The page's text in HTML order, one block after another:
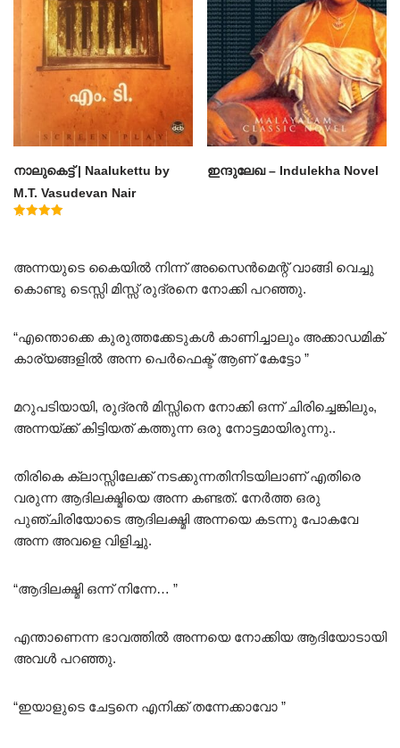
നാലുകെട്ട് | Naalukettu by
M.T. Vasudevan Nair
ഇന്ദുലേഖ – Indulekha Novel
അന്നയുടെ കൈയിൽ നിന്ന് അസൈൻമെന്റ് വാങ്ങി വെച്ചു
കൊണ്ടു ടെസ്സി മിസ്സ്‌ രുദ്രനെ നോക്കി പറഞ്ഞു.
“എന്തൊക്കെ കുരുത്തക്കേടുകൾ കാണിച്ചാലും അക്കാഡമിക്
കാര്യങ്ങളിൽ അന്ന പെർഫെക്ട് ആണ് കേട്ടോ ”
മറുപടിയായി, രുദ്രൻ മിസ്സിനെ നോക്കി ഒന്ന് ചിരിച്ചെങ്കിലും,
അന്നയ്ക്ക് കിട്ടിയത് കത്തുന്ന ഒരു നോട്ടമായിരുന്നു..
തിരികെ ക്ലാസ്സിലേക്ക് നടക്കുന്നതിനിടയിലാണ് എതിരെ
വരുന്ന ആദിലക്ഷ്മിയെ അന്ന കണ്ടത്. നേർത്ത ഒരു
പുഞ്ചിരിയോടെ ആദിലക്ഷ്മി അന്നയെ കടന്നു പോകവേ
അന്ന അവളെ വിളിച്ചു.
“ആദിലക്ഷ്മി ഒന്ന് നിന്നേ… ”
എന്താണെന്ന ഭാവത്തിൽ അന്നയെ നോക്കിയ ആദിയോടായി
അവൾ പറഞ്ഞു.
“ഇയാളുടെ ചേട്ടനെ എനിക്ക് തന്നേക്കാവോ ”